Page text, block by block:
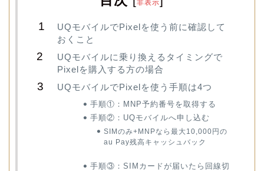
非表示
UQモバイルでPixelを使う前に確認して
おくこと
UQモバイルに乗り換えるタイミングで
Pixelを購入する方の場合
UQモバイルでPixelを使う手順は4つ
手順①：MNP予約番号を取得する
手順②：UQモバイルへ申し込む
SIMのみ+MNPなら最大10,000円の
au Pay残高キャッシュバック
手順③：SIMカードが届いたら回線切